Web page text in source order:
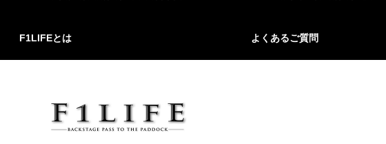
F1LIFEとは よくあるご質問